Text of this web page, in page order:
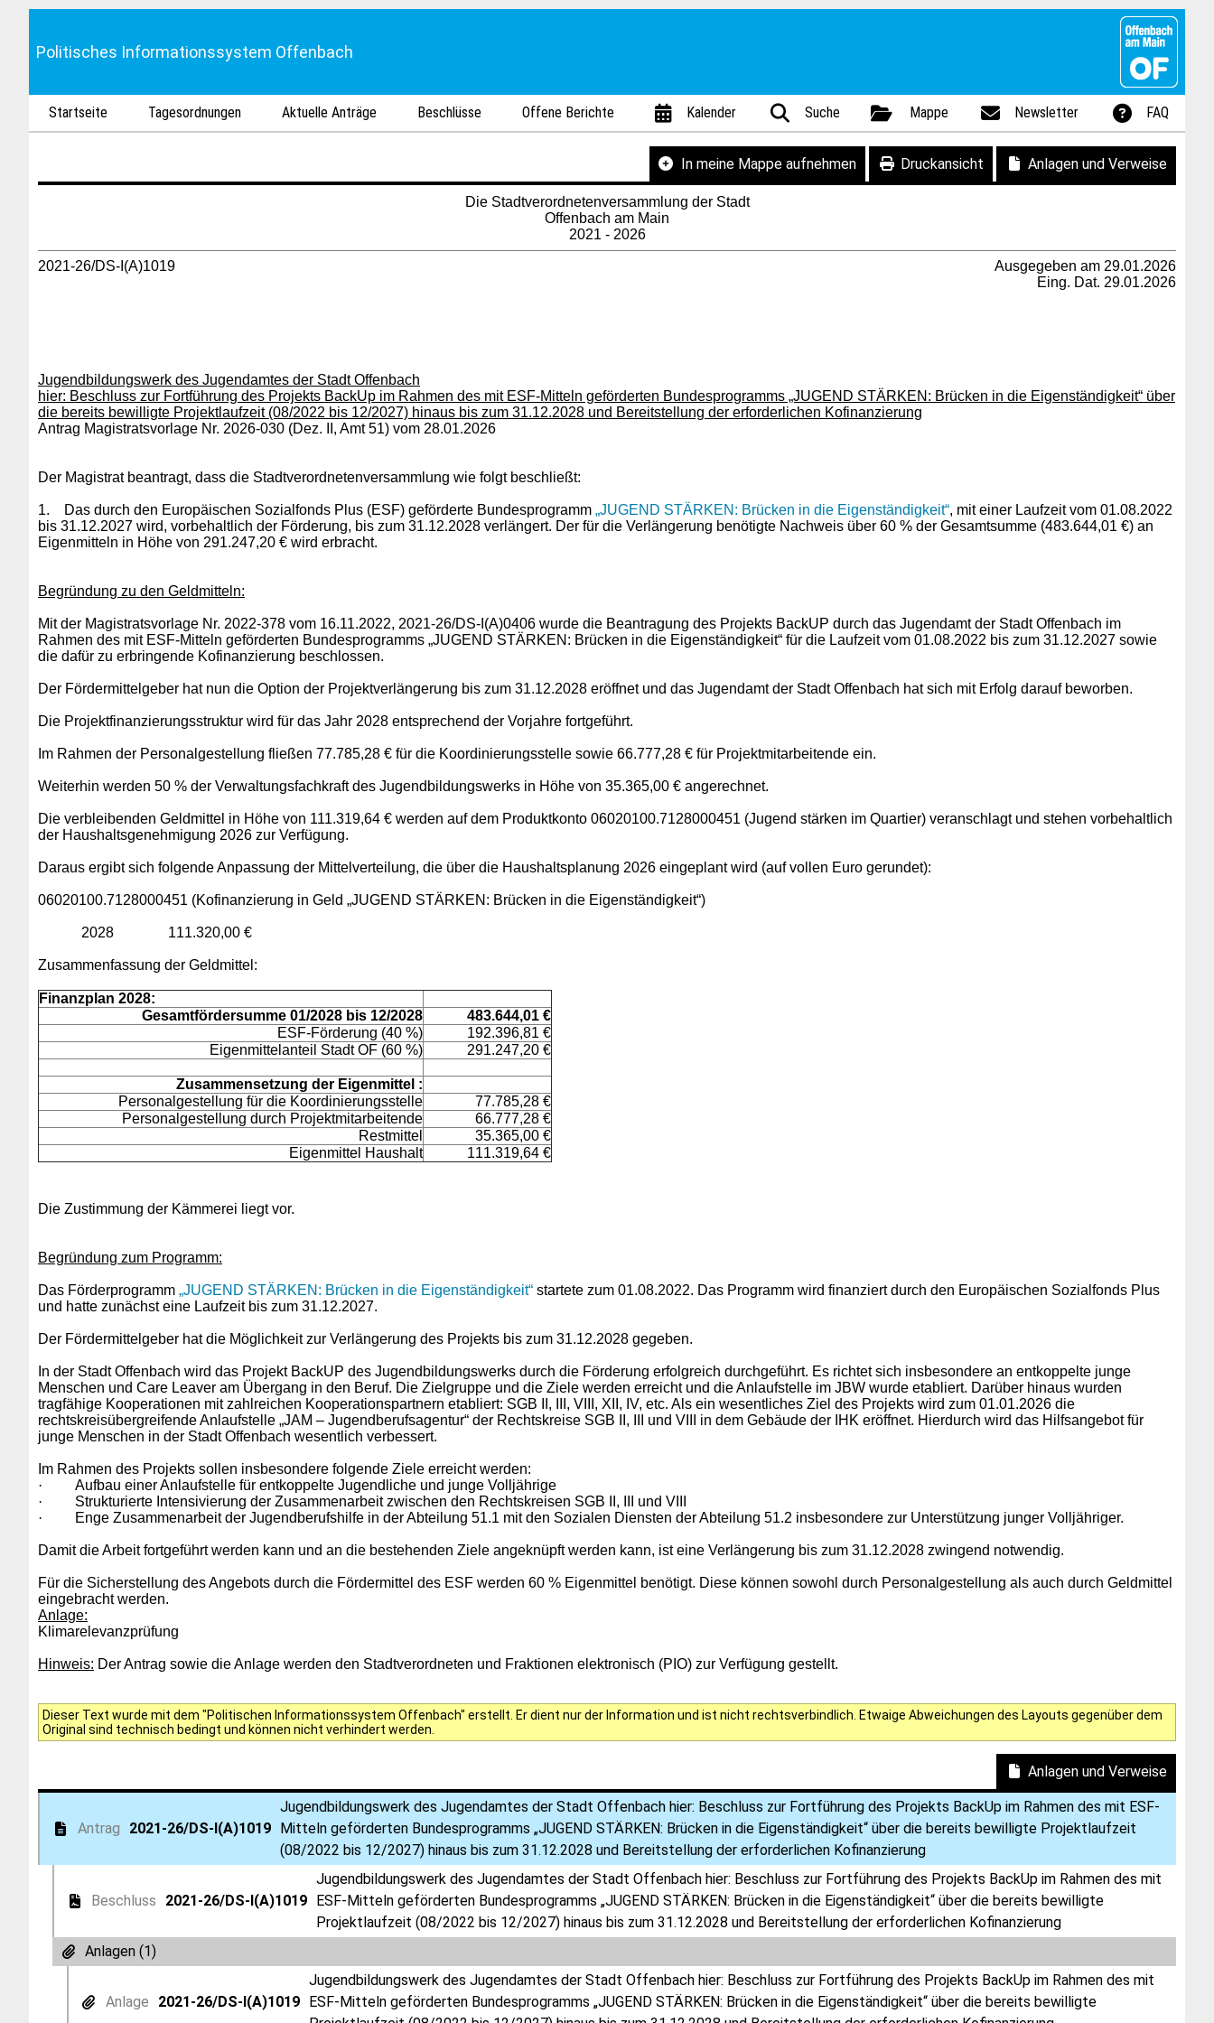
Politisches Informationssystem Offenbach
Startseite Tagesordnungen Aktuelle Anträge Beschlüsse Offene Berichte Kalender Suche Mappe Newsletter FAQ
In meine Mappe aufnehmen Druckansicht Anlagen und Verweise
Die Stadtverordnetenversammlung der Stadt
Offenbach am Main
2021 - 2026
2021-26/DS-I(A)1019
Ausgegeben am 29.01.2026
Eing. Dat. 29.01.2026
Jugendbildungswerk des Jugendamtes der Stadt Offenbach
hier: Beschluss zur Fortführung des Projekts BackUp im Rahmen des mit ESF-Mitteln geförderten Bundesprogramms „JUGEND STÄRKEN: Brücken in die Eigenständigkeit“ über
die bereits bewilligte Projektlaufzeit (08/2022 bis 12/2027) hinaus bis zum 31.12.2028 und Bereitstellung der erforderlichen Kofinanzierung
Antrag Magistratsvorlage Nr. 2026-030 (Dez. II, Amt 51) vom 28.01.2026
Der Magistrat beantragt, dass die Stadtverordnetenversammlung wie folgt beschließt:
1. Das durch den Europäischen Sozialfonds Plus (ESF) geförderte Bundesprogramm „JUGEND STÄRKEN: Brücken in die Eigenständigkeit“, mit einer Laufzeit vom 01.08.2022
bis 31.12.2027 wird, vorbehaltlich der Förderung, bis zum 31.12.2028 verlängert. Der für die Verlängerung benötigte Nachweis über 60 % der Gesamtsumme (483.644,01 €) an
Eigenmitteln in Höhe von 291.247,20 € wird erbracht.
Begründung zu den Geldmitteln:
Mit der Magistratsvorlage Nr. 2022-378 vom 16.11.2022, 2021-26/DS-I(A)0406 wurde die Beantragung des Projekts BackUP durch das Jugendamt der Stadt Offenbach im
Rahmen des mit ESF-Mitteln geförderten Bundesprogramms „JUGEND STÄRKEN: Brücken in die Eigenständigkeit“ für die Laufzeit vom 01.08.2022 bis zum 31.12.2027 sowie
die dafür zu erbringende Kofinanzierung beschlossen.
Der Fördermittelgeber hat nun die Option der Projektverlängerung bis zum 31.12.2028 eröffnet und das Jugendamt der Stadt Offenbach hat sich mit Erfolg darauf beworben.
Die Projektfinanzierungsstruktur wird für das Jahr 2028 entsprechend der Vorjahre fortgeführt.
Im Rahmen der Personalgestellung fließen 77.785,28 € für die Koordinierungsstelle sowie 66.777,28 € für Projektmitarbeitende ein.
Weiterhin werden 50 % der Verwaltungsfachkraft des Jugendbildungswerks in Höhe von 35.365,00 € angerechnet.
Die verbleibenden Geldmittel in Höhe von 111.319,64 € werden auf dem Produktkonto 06020100.7128000451 (Jugend stärken im Quartier) veranschlagt und stehen vorbehaltlich
der Haushaltsgenehmigung 2026 zur Verfügung.
Daraus ergibt sich folgende Anpassung der Mittelverteilung, die über die Haushaltsplanung 2026 eingeplant wird (auf vollen Euro gerundet):
06020100.7128000451 (Kofinanzierung in Geld „JUGEND STÄRKEN: Brücken in die Eigenständigkeit“)
2028 111.320,00 €
Zusammenfassung der Geldmittel:
Finanzplan 2028:
Gesamtfördersumme 01/2028 bis 12/2028
483.644,01 €
ESF-Förderung (40 %)
192.396,81 €
Eigenmittelanteil Stadt OF (60 %)
291.247,20 €
Zusammensetzung der Eigenmittel :
Personalgestellung für die Koordinierungsstelle
77.785,28 €
Personalgestellung durch Projektmitarbeitende
66.777,28 €
Restmittel
35.365,00 €
Eigenmittel Haushalt
111.319,64 €
Die Zustimmung der Kämmerei liegt vor.
Begründung zum Programm:
Das Förderprogramm „JUGEND STÄRKEN: Brücken in die Eigenständigkeit“ startete zum 01.08.2022. Das Programm wird finanziert durch den Europäischen Sozialfonds Plus
und hatte zunächst eine Laufzeit bis zum 31.12.2027.
Der Fördermittelgeber hat die Möglichkeit zur Verlängerung des Projekts bis zum 31.12.2028 gegeben.
In der Stadt Offenbach wird das Projekt BackUP des Jugendbildungswerks durch die Förderung erfolgreich durchgeführt. Es richtet sich insbesondere an entkoppelte junge
Menschen und Care Leaver am Übergang in den Beruf. Die Zielgruppe und die Ziele werden erreicht und die Anlaufstelle im JBW wurde etabliert. Darüber hinaus wurden
tragfähige Kooperationen mit zahlreichen Kooperationspartnern etabliert: SGB II, III, VIII, XII, IV, etc. Als ein wesentliches Ziel des Projekts wird zum 01.01.2026 die
rechtskreisübergreifende Anlaufstelle „JAM – Jugendberufsagentur“ der Rechtskreise SGB II, III und VIII in dem Gebäude der IHK eröffnet. Hierdurch wird das Hilfsangebot für
junge Menschen in der Stadt Offenbach wesentlich verbessert.
Im Rahmen des Projekts sollen insbesondere folgende Ziele erreicht werden:
·
Aufbau einer Anlaufstelle für entkoppelte Jugendliche und junge Volljährige
·
Strukturierte Intensivierung der Zusammenarbeit zwischen den Rechtskreisen SGB II, III und VIII
·
Enge Zusammenarbeit der Jugendberufshilfe in der Abteilung 51.1 mit den Sozialen Diensten der Abteilung 51.2 insbesondere zur Unterstützung junger Volljähriger.
Damit die Arbeit fortgeführt werden kann und an die bestehenden Ziele angeknüpft werden kann, ist eine Verlängerung bis zum 31.12.2028 zwingend notwendig.
Für die Sicherstellung des Angebots durch die Fördermittel des ESF werden 60 % Eigenmittel benötigt. Diese können sowohl durch Personalgestellung als auch durch Geldmittel
eingebracht werden.
Anlage:
Klimarelevanzprüfung
Hinweis: Der Antrag sowie die Anlage werden den Stadtverordneten und Fraktionen elektronisch (PIO) zur Verfügung gestellt.
Dieser Text wurde mit dem "Politischen Informationssystem Offenbach" erstellt. Er dient nur der Information und ist nicht rechtsverbindlich. Etwaige Abweichungen des Layouts gegenüber dem
Original sind technisch bedingt und können nicht verhindert werden.
Anlagen und Verweise
Antrag 2021-26/DS-I(A)1019
Jugendbildungswerk des Jugendamtes der Stadt Offenbach hier: Beschluss zur Fortführung des Projekts BackUp im Rahmen des mit ESF-
Mitteln geförderten Bundesprogramms „JUGEND STÄRKEN: Brücken in die Eigenständigkeit“ über die bereits bewilligte Projektlaufzeit
(08/2022 bis 12/2027) hinaus bis zum 31.12.2028 und Bereitstellung der erforderlichen Kofinanzierung
Beschluss 2021-26/DS-I(A)1019
Jugendbildungswerk des Jugendamtes der Stadt Offenbach hier: Beschluss zur Fortführung des Projekts BackUp im Rahmen des mit
ESF-Mitteln geförderten Bundesprogramms „JUGEND STÄRKEN: Brücken in die Eigenständigkeit“ über die bereits bewilligte
Projektlaufzeit (08/2022 bis 12/2027) hinaus bis zum 31.12.2028 und Bereitstellung der erforderlichen Kofinanzierung
Anlagen (1)
Anlage 2021-26/DS-I(A)1019
Jugendbildungswerk des Jugendamtes der Stadt Offenbach hier: Beschluss zur Fortführung des Projekts BackUp im Rahmen des mit
ESF-Mitteln geförderten Bundesprogramms „JUGEND STÄRKEN: Brücken in die Eigenständigkeit“ über die bereits bewilligte